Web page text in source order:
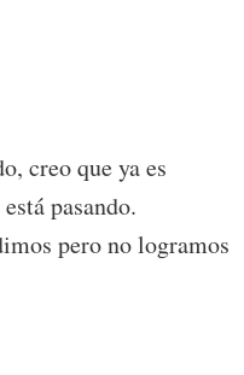
creo que ya es
pasando.
pero no logramos